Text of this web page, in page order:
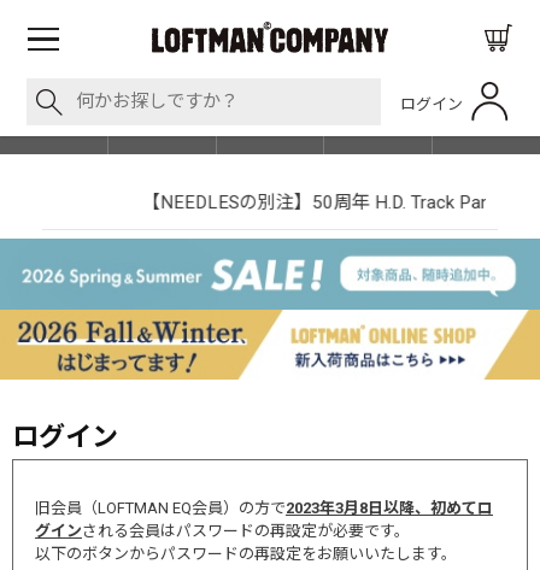
ログイン
SHOP LIST
【NEEDLESの別注】50周年 H.D. Track Pant
ログイン
旧会員（LOFTMAN EQ会員）の方で2023年3月8日以降、初めてロ
グインされる会員はパスワードの再設定が必要です。
以下のボタンからパスワードの再設定をお願いいたします。